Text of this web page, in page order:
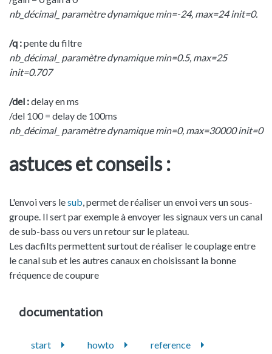
nb_décimal_ paramètre dynamique min=-24, max=24 init=0.
/q :pente du filtre
nb_décimal_ paramètre dynamique min=0.5, max=25
init=0.707
/del :delay en ms
/del 100 = delay de 100ms
nb_décimal_ paramètre dynamique min=0, max=30000 init=0
astuces et conseils :
L'envoi vers lesub, permet de réaliser un envoi vers un sous-
groupe. Il sert par exemple à envoyer les signaux vers un canal
de sub-bass ou vers un retour sur le plateau.
Les dacfilts permettent surtout de réaliser le couplage entre
le canal sub et les autres canaux en choisissant la bonne
fréquence de coupure
documentation
start howto reference